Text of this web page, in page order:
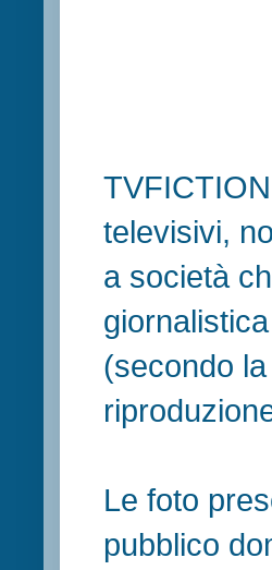
televisivi,
a società
(secondo
Le foto
pubblico